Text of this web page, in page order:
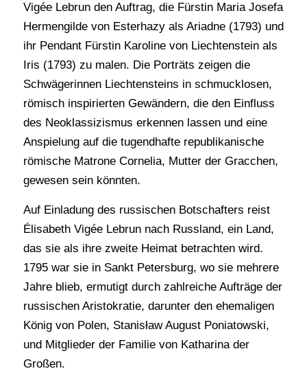
Vigée Lebrun den Auftrag, die Fürstin Maria Josefa
Hermengilde von Esterhazy als Ariadne (1793) und
ihr Pendant Fürstin Karoline von Liechtenstein als
Iris (1793) zu malen. Die Porträts zeigen die
Schwägerinnen Liechtensteins in schmucklosen,
römisch inspirierten Gewändern, die den Einfluss
des Neoklassizismus erkennen lassen und eine
Anspielung auf die tugendhafte republikanische
römische Matrone Cornelia, Mutter der Gracchen,
gewesen sein könnten.
Auf Einladung des russischen Botschafters reist
Élisabeth Vigée Lebrun nach Russland, ein Land,
das sie als ihre zweite Heimat betrachten wird.
1795 war sie in Sankt Petersburg, wo sie mehrere
Jahre blieb, ermutigt durch zahlreiche Aufträge der
russischen Aristokratie, darunter den ehemaligen
König von Polen, Stanisław August Poniatowski,
und Mitglieder der Familie von Katharina der
Großen.